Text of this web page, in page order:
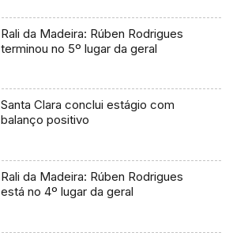
Rali da Madeira: Rúben Rodrigues
terminou no 5º lugar da geral
Santa Clara conclui estágio com
balanço positivo
Rali da Madeira: Rúben Rodrigues
está no 4º lugar da geral